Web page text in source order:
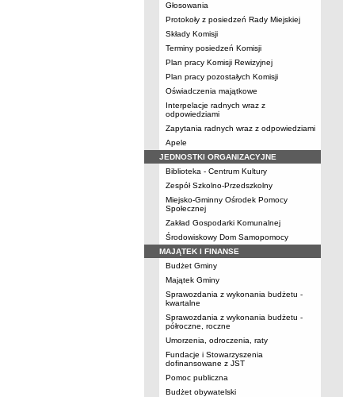
Głosowania
Protokoły z posiedzeń Rady Miejskiej
Składy Komisji
Terminy posiedzeń Komisji
Plan pracy Komisji Rewizyjnej
Plan pracy pozostałych Komisji
Oświadczenia majątkowe
Interpelacje radnych wraz z
odpowiedziami
Zapytania radnych wraz z odpowiedziami
Apele
JEDNOSTKI ORGANIZACYJNE
Biblioteka - Centrum Kultury
Zespół Szkolno-Przedszkolny
Miejsko-Gminny Ośrodek Pomocy
Społecznej
Zakład Gospodarki Komunalnej
Środowiskowy Dom Samopomocy
MAJĄTEK I FINANSE
Budżet Gminy
Majątek Gminy
Sprawozdania z wykonania budżetu -
kwartalne
Sprawozdania z wykonania budżetu -
półroczne, roczne
Umorzenia, odroczenia, raty
Fundacje i Stowarzyszenia
dofinansowane z JST
Pomoc publiczna
Budżet obywatelski